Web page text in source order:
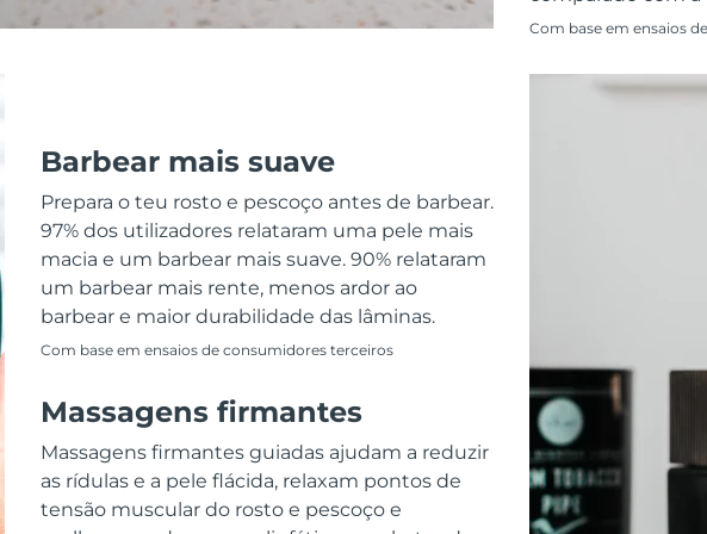
Com base em ensaios
Barbear mais suave
Prepara o teu rosto e pescoço antes de barbear.
97% dos utilizadores relataram uma pele mais
macia e um barbear mais suave. 90% relataram
um barbear mais rente, menos ardor ao
barbear e maior durabilidade das lâminas.
Com base em ensaios de consumidores terceiros
Massagens firmantes
Massagens firmantes guiadas ajudam a reduzir
as rídulas e a pele flácida, relaxam pontos de
tensão muscular do rosto e pescoço e